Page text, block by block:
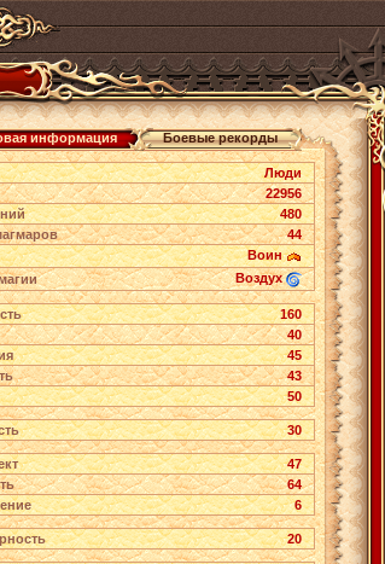
информация Боевые рекорды
Люди
22956
480
44
Воин
Воздух
160
40
45
43
50
30
47
64
6
20